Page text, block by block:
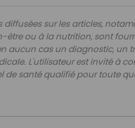
diffusées sur les articles,
être ou à la nutrition, sont
aucun cas un diagnostic, un
L'utilisateur est invité à
de santé qualifié pour toute